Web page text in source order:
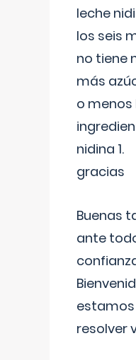
leche
los seis
no tiene
más
o
nidina 1.
gracias
Buenas
ante
resolver